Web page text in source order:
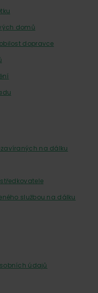
domů
dopravce
na dálku
službou na dálku
údajů